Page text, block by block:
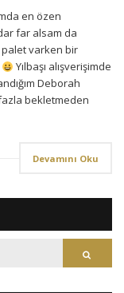
en özen
far alsam da
palet varken bir
Yılbaşı alışverişimde
Deborah
bekletmeden
Devamını Oku